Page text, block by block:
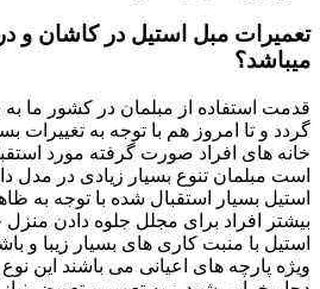
تعمیرات مبل استیل در کاشان و
میباشد؟
قدمت استفاده از مبلمان در کشور ما
گردد و تا امروز هم با توجه به تغییرات
خانه های افراد صورت گرفته مورد
است مبلمان تنوع بسیار زیادی در مدل
استیل بسیار استقبال شده با توجه به
بیشتر افراد برای مجلل جلوه دادن منزل
استیل با منبت کاری های بسیار زیبا و
ویژه پارچه های اعیانی می باشند این